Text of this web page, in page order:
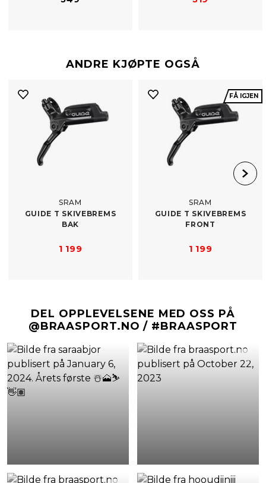
ANDRE KJØPTE OGSÅ
SRAM
GUIDE T SKIVEBREMS
BAK
1 199
FÅ IGJEN
SRAM
GUIDE T SKIVEBREMS
FRONT
1 199
DEL OPPLEVELSENE MED OSS PÅ
@BRAASPORT.NO / #BRAASPORT